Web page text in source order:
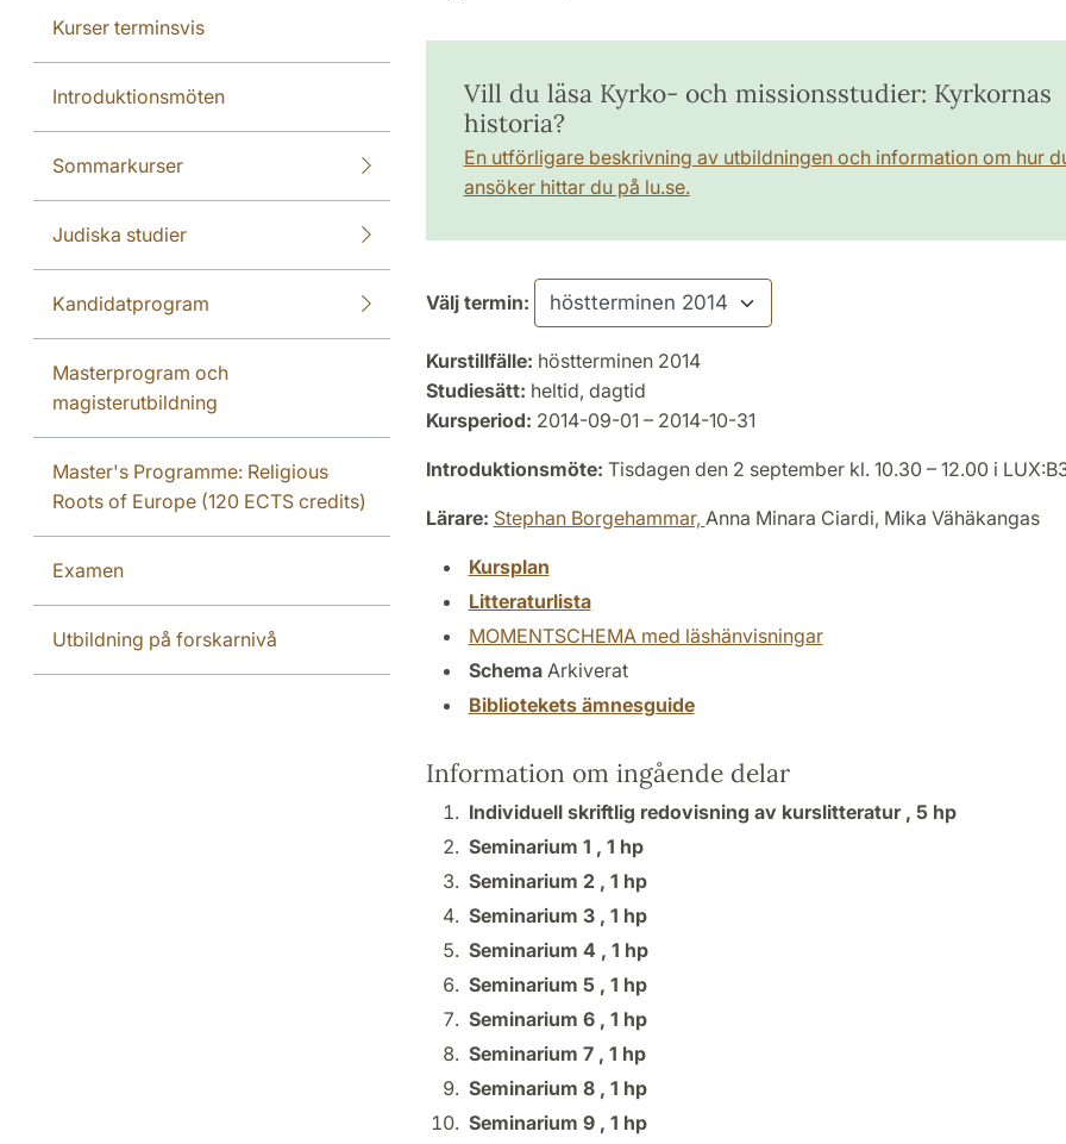
Kurser terminsvis
Introduktionsmöten
Sommarkurser
Judiska studier
Kandidatprogram
Masterprogram och
magisterutbildning
Master's Programme: Religious
Roots of Europe (120 ECTS credits)
Examen
Utbildning på forskarnivå
Vill du läsa Kyrko- och missionsstudier: Kyrkornas
historia?
En utförligare beskrivning av utbildningen och information om hur
ansöker hittar du på lu.se.
Välj termin:
Kurstillfälle: höstterminen 2014
Studiesätt: heltid, dagtid
Kursperiod: 2014-09-01 – 2014-10-31
Introduktionsmöte: Tisdagen den 2 september kl. 10.30 – 12.00 i
Lärare: Stephan Borgehammar, Anna Minara Ciardi, Mika Vähäkangas
Kursplan
Litteraturlista
MOMENTSCHEMA med läshänvisningar
Schema Arkiverat
Bibliotekets ämnesguide
Information om ingående delar
Individuell skriftlig redovisning av kurslitteratur , 5 hp
Seminarium 1 , 1 hp
Seminarium 2 , 1 hp
Seminarium 3 , 1 hp
Seminarium 4 , 1 hp
Seminarium 5 , 1 hp
Seminarium 6 , 1 hp
Seminarium 7 , 1 hp
Seminarium 8 , 1 hp
Seminarium 9 , 1 hp